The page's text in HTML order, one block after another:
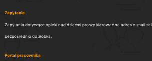
Zapytania
Zapytania dotyczące opieki nad dziećmi proszę kierować na adres e-mail
bezpośrednio do żłobka.
Portal pracownika